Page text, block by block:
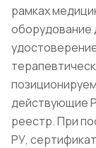
рамках
оборудование
действующие
реестр. При
РУ,